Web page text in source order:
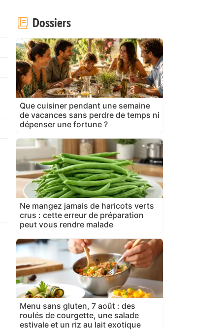
Dossiers
Que cuisiner pendant une semaine
de vacances sans perdre de temps ni
dépenser une fortune ?
Ne mangez jamais de haricots verts
crus : cette erreur de préparation
peut vous rendre malade
Menu sans gluten, 7 août : des
roulés de courgette, une salade
estivale et un riz au lait exotique